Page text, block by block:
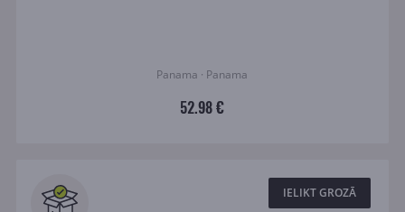
Panama · Panama
52.98 €
IELIKT GROZĀ